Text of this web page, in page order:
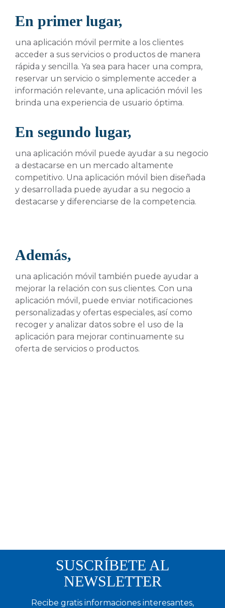
En primer lugar,
una aplicación móvil permite a los clientes
acceder a sus servicios o productos de manera
rápida y sencilla. Ya sea para hacer una compra,
reservar un servicio o simplemente acceder a
información relevante, una aplicación móvil les
brinda una experiencia de usuario óptima.
En segundo lugar,
una aplicación móvil puede ayudar a su negocio
a destacarse en un mercado altamente
competitivo. Una aplicación móvil bien diseñada
y desarrollada puede ayudar a su negocio a
destacarse y diferenciarse de la competencia.
Además,
una aplicación móvil también puede ayudar a
mejorar la relación con sus clientes. Con una
aplicación móvil, puede enviar notificaciones
personalizadas y ofertas especiales, así como
recoger y analizar datos sobre el uso de la
aplicación para mejorar continuamente su
oferta de servicios o productos.
SUSCRÍBETE AL
NEWSLETTER
Recibe gratis informaciones interesantes,